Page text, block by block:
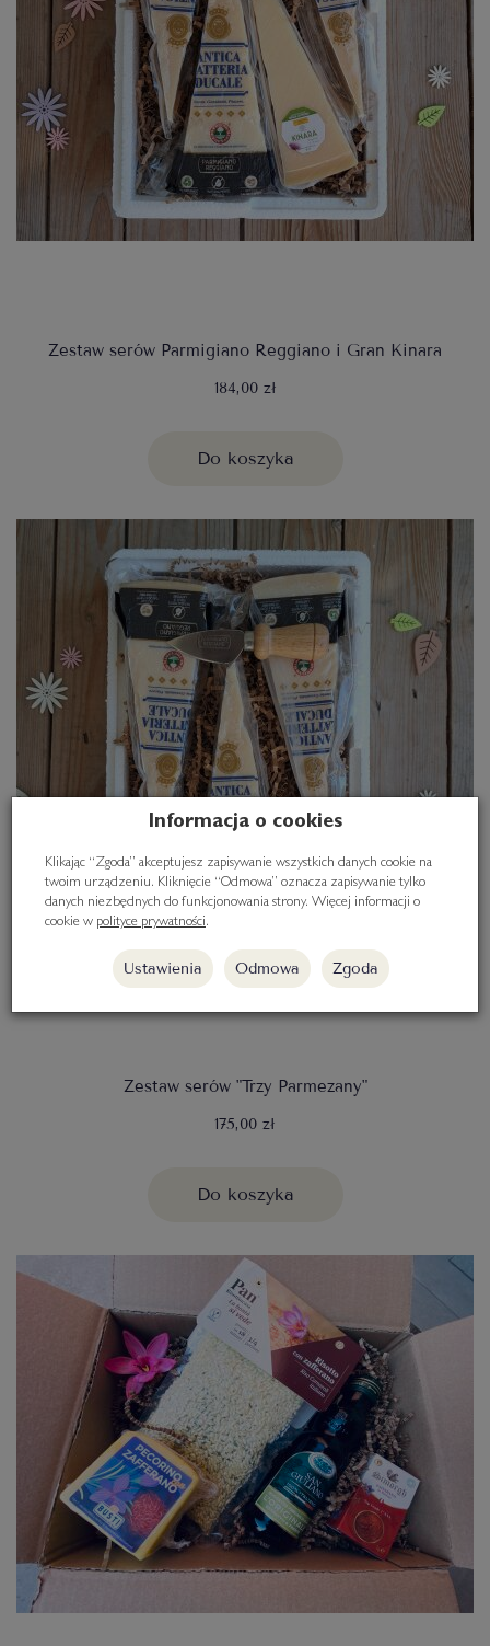
Zestaw serów Parmigiano Reggiano i Gran Kinara
184,00 zł
Do koszyka
Zestaw serów "Trzy Parmezany"
175,00 zł
Do koszyka
Informacja o cookies
Klikając “Zgoda” akceptujesz zapisywanie wszystkich danych cookie na
twoim urządzeniu. Kliknięcie “Odmowa” oznacza zapisywanie tylko
danych niezbędnych do funkcjonowania strony. Więcej informacji o
cookie w polityce prywatności.
Ustawienia Odmowa Zgoda